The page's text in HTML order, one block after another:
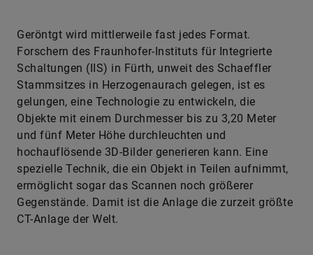
Geröntgt wird mittlerweile fast jedes Format.
Forschern des Fraunhofer-Instituts für Integrierte
Schaltungen (IIS) in Fürth, unweit des Schaeffler
Stammsitzes in Herzogenaurach gelegen, ist es
gelungen, eine Technologie zu entwickeln, die
Objekte mit einem Durchmesser bis zu 3,20 Meter
und fünf Meter Höhe durchleuchten und
hochauflösende 3D-Bilder generieren kann. Eine
spezielle Technik, die ein Objekt in Teilen aufnimmt,
ermöglicht sogar das Scannen noch größerer
Gegenstände. Damit ist die Anlage die zurzeit größte
CT-Anlage der Welt.